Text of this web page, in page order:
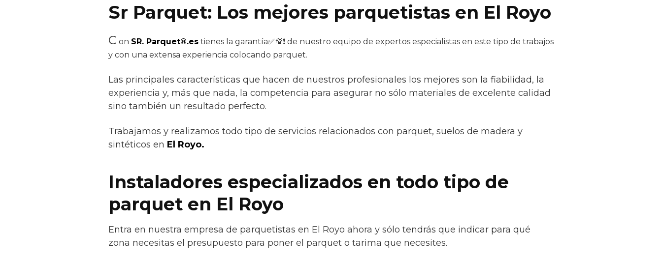
Sr Parquet: Los mejores parquetistas en El Royo
C on SR. Parquet®.es tienes la garantía✅💯❗ de nuestro equipo de expertos especialistas en este tipo de trabajos
y con una extensa experiencia colocando parquet.
Las principales características que hacen de nuestros profesionales los mejores son la fiabilidad, la
experiencia y, más que nada, la competencia para asegurar no sólo materiales de excelente calidad
sino también un resultado perfecto.
Trabajamos y realizamos todo tipo de servicios relacionados con parquet, suelos de madera y
sintéticos en El Royo.
Instaladores especializados en todo tipo de
parquet en El Royo
Entra en nuestra empresa de parquetistas en El Royo ahora y sólo tendrás que indicar para qué
zona necesitas el presupuesto para poner el parquet o tarima que necesites.